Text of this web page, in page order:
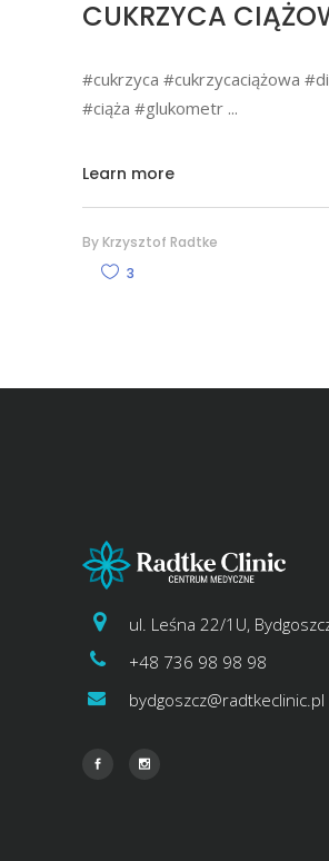
CUKRZYCA
#cukrzyca #cukrzycaciążowa
#ciąża #glukometr
Learn more
By Krzysztof Radtke
3
ul. Leśna 22/1U,
+48 736 98 98 98
bydgoszcz@radtkeclinic.pl